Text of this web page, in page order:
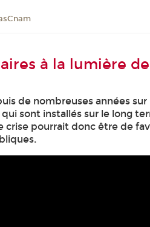
à la lumière
de nombreuses années
sont installés sur le long
pourrait donc être de